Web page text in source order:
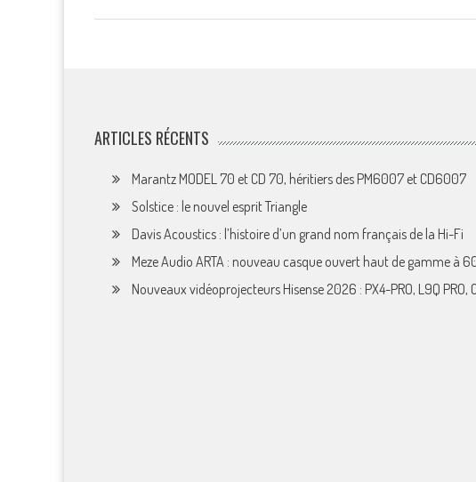
ARTICLES RÉCENTS
Marantz MODEL 70 et CD 70, héritiers des PM6007 et CD6007
Solstice : le nouvel esprit Triangle
Davis Acoustics : l’histoire d’un grand nom français de la Hi-Fi
Meze Audio ARTA : nouveau casque ouvert haut de gamme à
Nouveaux vidéoprojecteurs Hisense 2026 : PX4-PRO, L9Q PRO,